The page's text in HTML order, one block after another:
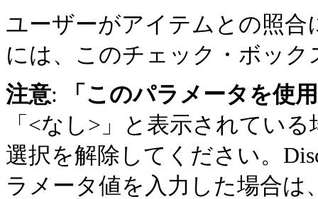
ユーザーがアイテムとの照
には、このチェック・ボック
注意:
「このパラメータを使
「<なし>」と表示されてい
選択を解除してください。
ラメータ値を入力した場合